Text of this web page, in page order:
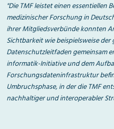
"Die TMF leistet einen essentiellen
medizinischer Forschung in
ihrer Mitgliedsverbünde konnten
Sichtbarkeit wie beispielsweise der
Datenschutzleitfaden gemeinsam
informatik-Initiative und dem
Forschungsdateninfrastruktur
Umbruchsphase, in der die TMF
nachhaltiger und interoperabler